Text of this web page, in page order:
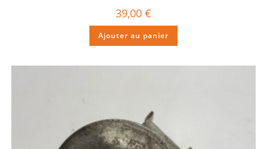
39,00 €
Ajouter au panier